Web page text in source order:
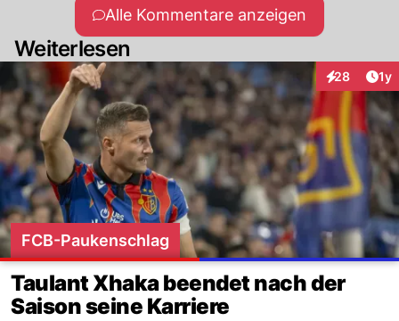
Alle Kommentare anzeigen
Weiterlesen
28 1y
FCB-Paukenschlag
Taulant Xhaka beendet nach der
Saison seine Karriere